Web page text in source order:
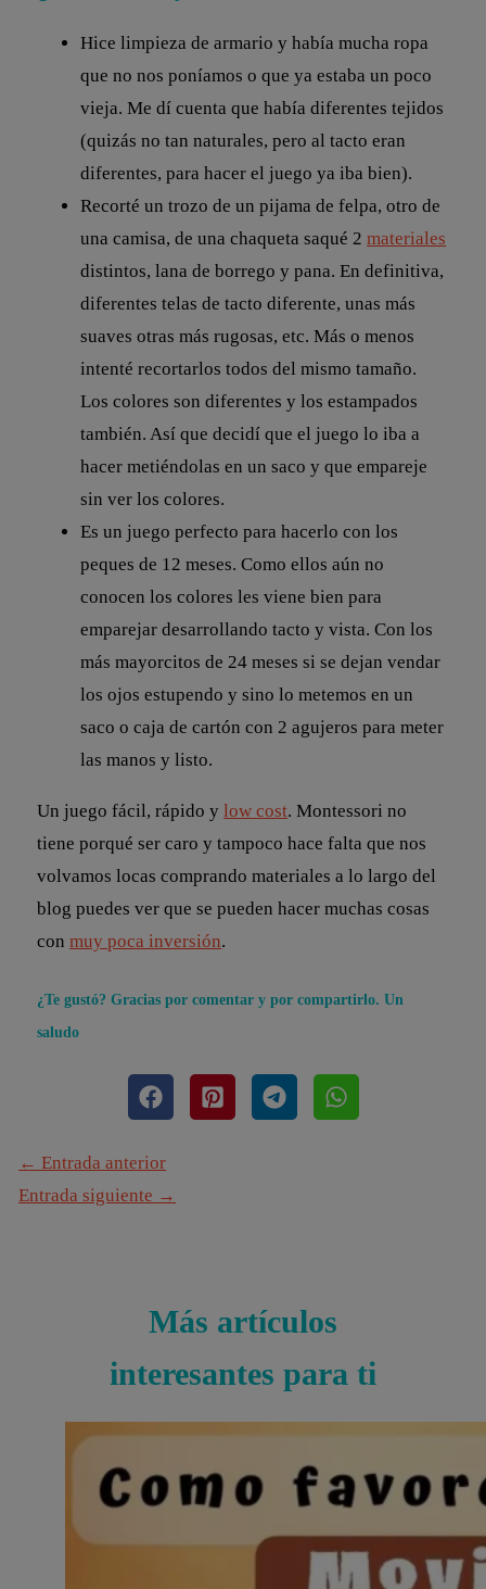
Hice limpieza de armario y había mucha ropa
que no nos poníamos o que ya estaba un poco
vieja. Me dí cuenta que había diferentes tejidos
(quizás no tan naturales, pero al tacto eran
diferentes, para hacer el juego ya iba bien).
Recorté un trozo de un pijama de felpa, otro de
una camisa, de una chaqueta saqué 2materiales
distintos, lana de borrego y pana. En definitiva,
diferentes telas de tacto diferente, unas más
suaves otras más rugosas, etc. Más o menos
intenté recortarlos todos del mismo tamaño.
Los colores son diferentes y los estampados
también. Así que decidí que el juego lo iba a
hacer metiéndolas en un saco y que empareje
sin ver los colores.
Es un juego perfecto para hacerlo con los
peques de 12 meses. Como ellos aún no
conocen los colores les viene bien para
emparejar desarrollando tacto y vista. Con los
más mayorcitos de 24 meses si se dejan vendar
los ojos estupendo y sino lo metemos en un
saco o caja de cartón con 2 agujeros para meter
las manos y listo.
Un juego fácil, rápido ylow cost. Montessori no
tiene porqué ser caro y tampoco hace falta que nos
volvamos locas comprando materiales a lo largo del
blog puedes ver que se pueden hacer muchas cosas
conmuy poca inversión.
¿Te gustó? Gracias por comentar y por compartirlo. Un
saludo
← Entrada anterior
Entrada siguiente →
Más artículos
interesantes para ti